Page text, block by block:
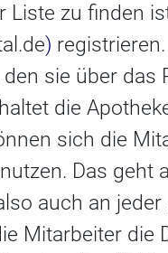
Liste zu finden
)
sie über das
die
sich die
Das geht
auch an
Mitarbeiter die